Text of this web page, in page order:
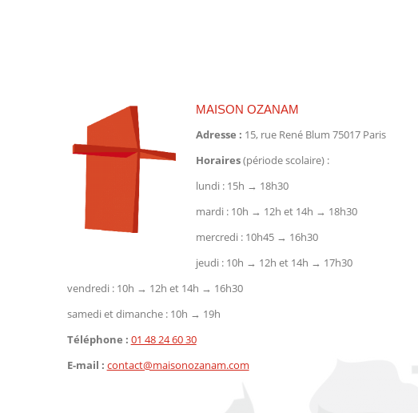
MAISON OZANAM
Adresse : 15, rue René Blum 75017 Paris
Horaires(période scolaire) :
lundi : 15h → 18h30
mardi : 10h → 12h et 14h → 18h30
mercredi : 10h45 → 16h30
jeudi : 10h → 12h et 14h → 17h30
vendredi : 10h → 12h et 14h → 16h30
samedi et dimanche : 10h → 19h
Téléphone : 01 48 24 60 30
E-mail : contact@maisonozanam.com